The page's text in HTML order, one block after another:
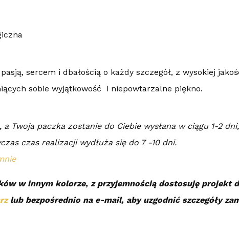
sercem i dbałością o każdy szczegół, z wysokiej
sobie wyjątkowość i niepowtarzalne piękno.
a Twoja paczka zostanie do Ciebie wysłana w ciągu 1-2
czas realizacji wydłuża się do 7 -10 dni.
w innym kolorze, z przyjemnością dostosuję projekt
lub bezpośrednio na e-mail, aby uzgodnić szczegóły